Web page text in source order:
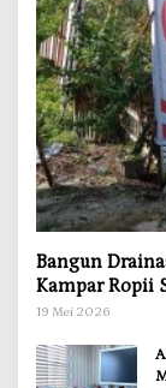
Bangun
Kampar Ropii
Menyentuh
19 Mei 2026